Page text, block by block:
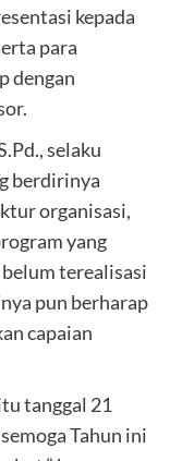
kepada
para
dengan
selaku
berdirinya
organisasi,
yang
terealisasi
pun berharap
capaian
tanggal 21
Tahun ini